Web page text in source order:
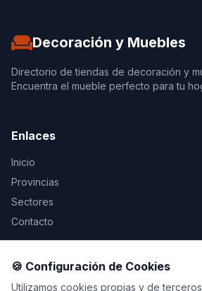
Decoración y Muebles
Directorio de tiendas de decoración y
Encuentra el mueble perfecto para tu
Enlaces
Inicio
Provincias
Sectores
Contacto
Legal
Aviso Legal
🍪 Configuración de Cookies
Utilizamos cookies propias y de